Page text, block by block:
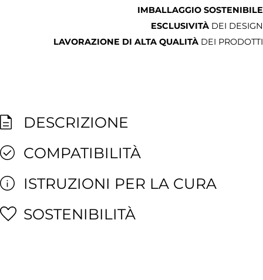
IMBALLAGGIO SOSTENIBILE
ESCLUSIVITÀ DEI DESIGN
LAVORAZIONE DI ALTA QUALITÀ DEI PRODOTTI
DESCRIZIONE
COMPATIBILITÀ
ISTRUZIONI PER LA CURA
SOSTENIBILITÀ